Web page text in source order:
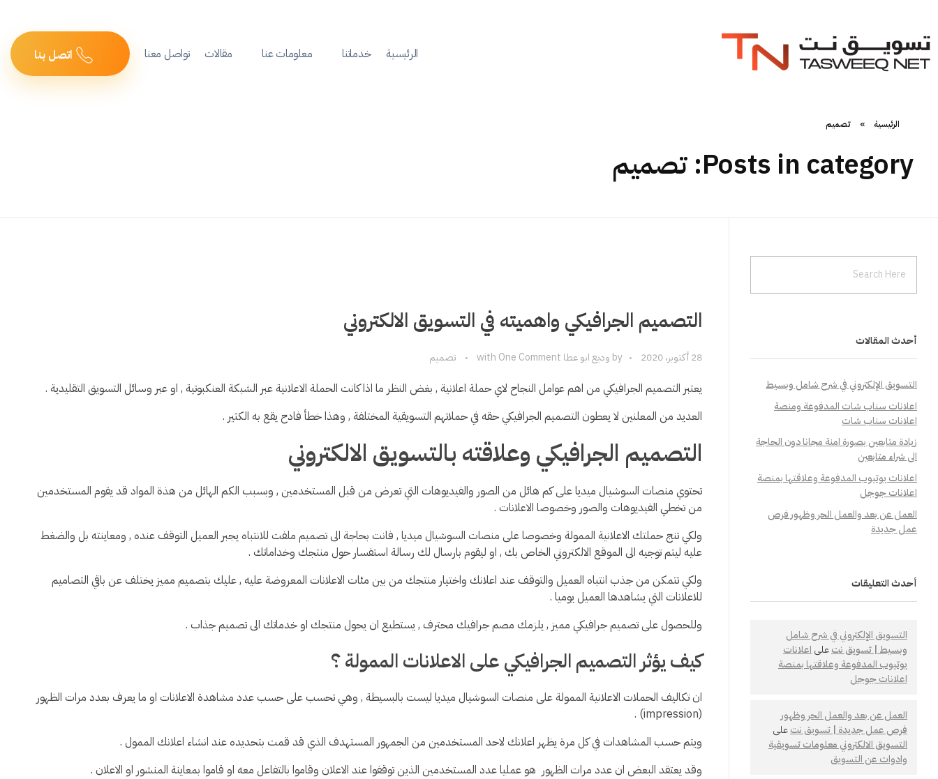
الرئيسية خدماتنا معلومات عنا مقالات تواصل معنا اتصل بنا
الرئيسية » تصميم
Posts in category: تصميم
التصميم الجرافيكي واهميته في التسويق الالكتروني
28 أكتوبر، 2020 by وديع ابو عطا with One Comment تصميم
يعتبر التصميم الجرافيكي من اهم عوامل النجاح لاي حملة اعلانية , بغض النظر ما اذا كانت الحملة الاعلانية عبر الشبكة العنكبوتية , او عبر وسائل التسويق التقليدية .
العديد من المعلنين لا يعطون التصميم الجرافيكي حقه في حملاتهم التسويقية المختلفة , وهذا خطأ فادح يقع به الكثير .
التصميم الجرافيكي وعلاقته بالتسويق الالكتروني
تحتوي منصات السوشيال ميديا على كم هائل من الصور والفيديوهات التي تعرض من قبل المستخدمين , وبسبب الكم الهائل من هذة المواد قد يقوم المستخدمين
من تخطي الفيديوهات والصور وخصوصا الاعلانات .
ولكي تنج حملتك الاعلانية الممولة وخصوصا على منصات السوشيال ميديا , فانت بحاجة الى تصميم ملفت للانتباه يجبر العميل التوقف عنده , ومعاينته بل والضغط
عليه ليتم توجيه الى الموقع الالكتروني الخاص بك , او ليقوم بارسال لك رسالة استفسار حول منتجك وخداماتك .
ولكي تتمكن من جذب انتباه العميل والتوقف عند اعلانك واختيار منتجك من بين مئات الاعلانات المعروضة عليه , عليك بتصميم مميز يختلف عن باقي التصاميم
للاعلانات التي يشاهدها العميل يوميا .
وللحصول على تصميم جرافيكي مميز , يلزمك مصم جرافيك محترف , يستطيع ان يحول منتجك او خدماتك الى تصميم جذاب .
كيف يؤثر التصميم الجرافيكي على الاعلانات الممولة ؟
ان تكاليف الحملات الاعلانية الممولة على منصات السوشيال ميديا ليست بالبسيطة , وهي تحسب على حسب عدد مشاهدة الاعلانات او ما يعرف بعدد مرات الظهور
(impression) .
ويتم حسب المشاهدات في كل مرة يظهر اعلانك لاحد المستخدمين من الجمهور المستهدف الذي قد قمت بتحديده عند انشاء اعلانك الممول .
وقد يعتقد البعض ان عدد مرات الظهور هو عمليا عدد المستخدمين الذين توقفوا عند الاعلان وقاموا بالتفاعل معه او قاموا بمعاينة المنشور او الاعلان .
أحدث المقالات
التسويق الإلكتروني في شرح شامل وبسيط
اعلانات سناب شات المدفوعة ومنصة
اعلانات سناب شات
زيادة متابعين بصورة امنة مجانا دون الحاجة
الى شراء متابعين
اعلانات يوتيوب المدفوعة وعلاقتها بمنصة
اعلانات جوجل
العمل عن بعد والعمل الحر وظهور فرص
عمل جديدة
أحدث التعليقات
التسويق الإلكتروني في شرح شامل
وبسيط | تسويق نتعلىاعلانات
يوتيوب المدفوعة وعلاقتها بمنصة
اعلانات جوجل
العمل عن بعد والعمل الحر وظهور
فرص عمل جديدة | تسويق نتعلى
التسويق الالكتروني معلومات تسويقية
وادوات عن التسويق